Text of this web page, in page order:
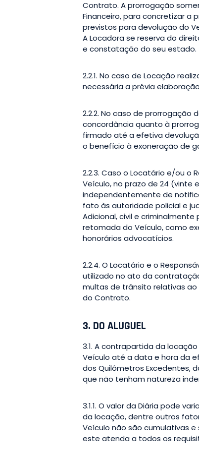
Contrato. A prorrogação
Financeiro, para concretizar
previstos para devolução do
A Locadora se reserva do
e constatação do seu estado.
2.2.1. No caso de Locação
necessária a prévia
2.2.2. No caso de prorrogação
concordância quanto à
firmado até a efetiva
o benefício à exoneração de
2.2.3. Caso o Locatário e/ou o
Veículo, no prazo de 24
independentemente de
fato às autoridade policial e
Adicional, civil e
retomada do Veículo, como
honorários advocatícios.
2.2.4. O Locatário e o
utilizado no ato da
multas de trânsito relativas
do Contrato.
3. DO ALUGUEL
3.1. A contrapartida da
Veículo até a data e hora da
dos Quilômetros Excedentes,
que não tenham natureza
3.1.1. O valor da Diária pode
da locação, dentre outros
Veículo não são cumulativas
este atenda a todos os